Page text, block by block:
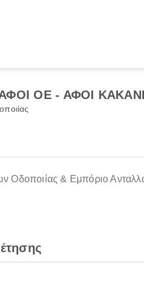
ΟΕ - ΑΦΟΙ
Οδοποιίας & Εμπόριο